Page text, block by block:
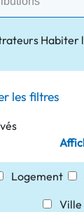
Habiter
les filtres
Logement
Ville